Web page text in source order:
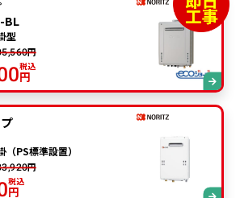
BL
型
円
税込
円
PS標準設置）
円
税込
円